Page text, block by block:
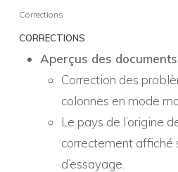
Corrections
CORRECTIONS
Aperçus des documents
Correction des
colonnes en mode
Le pays de l’origine
correctement affiché
d’essayage.